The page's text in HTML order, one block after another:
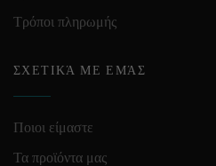
Τρόποι πληρωμής
ΣΧΕΤΙΚΆ ΜΕ ΕΜΆΣ
Ποιοι είμαστε
Τα προϊόντα μας